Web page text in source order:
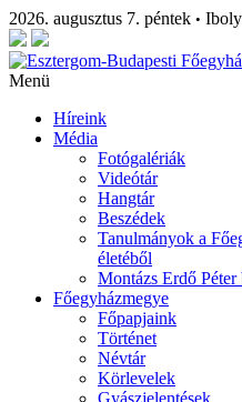
2026. augusztus 7. péntek •
Menü
Híreink
Média
Fotógalériák
Videótár
Hangtár
Beszédek
Tanulmányok a
életéből
Montázs Erdő
Főegyházmegye
Főpapjaink
Történet
Névtár
Körlevelek
Gyászjelentések